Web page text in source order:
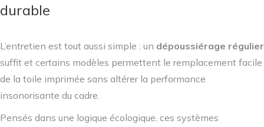
durable
L’entretien est tout aussi simple : un dépoussiérage régulier
suffit et certains modèles permettent le remplacement facile
de la toile imprimée sans altérer la performance
insonorisante du cadre.
Pensés dans une logique écologique, ces systèmes